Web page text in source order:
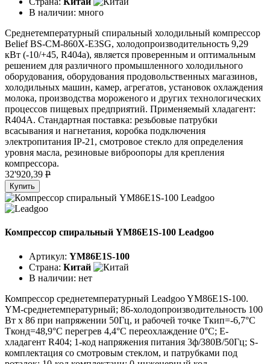
В наличии: много
Среднетемпературный спиральный холодильный компрессор
Belief BS-CM-860X-E3SG, холодопроизводительность 9,29
кВт (-10/+45, R404a), является проверенным и оптимальным
решением для различного промышленного холодильного
оборудования, оборудования продовольственных магазинов,
холодильных машин, камер, агрегатов, установок охлаждения
молока, производства мороженого и других технологических
процессов пищевых предприятий. Применяемый хладагент:
R404A. Стандартная поставка: резьбовые патрубки
всасывания и нагнетания, коробка подключения
электропитания IP-21, смотровое стекло для определения
уровня масла, резиновые виброопоры для крепления
компрессора.
32'920,39 P
Купить
Компрессор спиральный YM86E1S-100 Leadgoo
Артикул: YM86E1S-100
Страна: Китай
В наличии: нет
Компрессор среднетемпературный Leadgoo YM86E1S-100.
YM-среднетемпературный; 86-холодопроизводительность 100
Вт x 86 при напряжении 50Гц, и рабочей точке Tкип=-6,7°C
Tконд=48,9°C перегрев 4,4°C переохлаждение 0°C; E-
хладагент R404; 1-код напряжения питания 3ф/380В/50Гц; S-
комплектация со смотровым стеклом, и патрубками под